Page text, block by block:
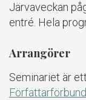
Järvaveckan
entré. Hela
Arrangörer
Seminariet är